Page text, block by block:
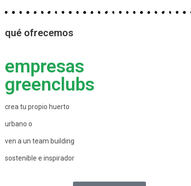
qué ofrecemos
empresas
greenclubs
crea tu propio huerto
urbano o
ven a un team building
sostenible e inspirador